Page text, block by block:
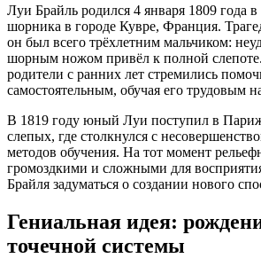
Луи Брайль родился 4 января 1809 года
шорника в городе Кувре, Франция.
он был всего трёхлетним мальчиком:
шорным ножом привёл к полной
родители с ранних лет стремились
самостоятельным, обучая его трудовым
В 1819 году юный Луи поступил в
слепых, где столкнулся с
методов обучения. На тот момент
громоздкими и сложными для
Брайля задуматься о создании нового
Гениальная идея:
точечной системы